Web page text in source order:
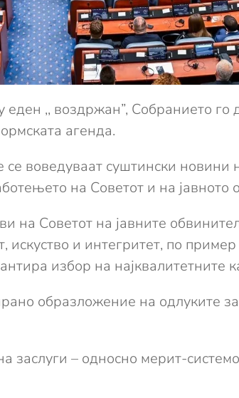
еден ,, воздржан”, Собранието
агенда.
воведуваат суштински новини
на Советот и на јавното
на Советот на јавните
искуство и интегритет, по
избор на најквалитетните
образложение на одлуките
заслуги – односно мерит-